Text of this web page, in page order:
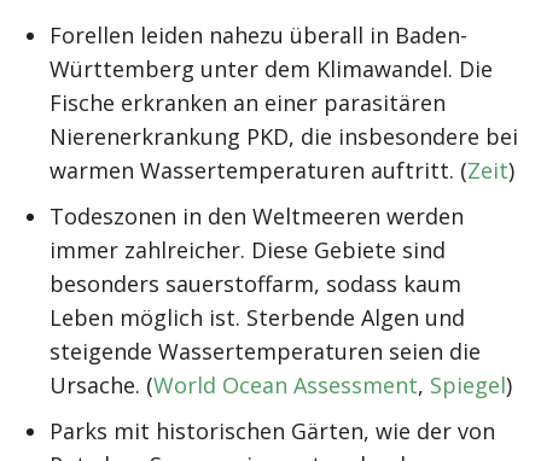
Forellen leiden nahezu überall in Baden-
Württemberg unter dem Klimawandel. Die
Fische erkranken an einer parasitären
Nierenerkrankung PKD, die insbesondere bei
warmen Wassertemperaturen auftritt. (Zeit)
Todeszonen in den Weltmeeren werden
immer zahlreicher. Diese Gebiete sind
besonders sauerstoffarm, sodass kaum
Leben möglich ist. Sterbende Algen und
steigende Wassertemperaturen seien die
Ursache. (World Ocean Assessment, Spiegel)
Parks mit historischen Gärten, wie der von